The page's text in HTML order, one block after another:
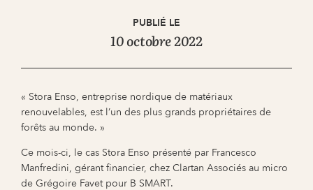
PUBLIÉ LE
10 octobre 2022
« Stora Enso, entreprise nordique de matériaux
renouvelables, est l’un des plus grands propriétaires de
forêts au monde. »
Ce mois-ci, le cas Stora Enso présenté par Francesco
Manfredini, gérant financier, chez Clartan Associés au micro
de Grégoire Favet pour B SMART.